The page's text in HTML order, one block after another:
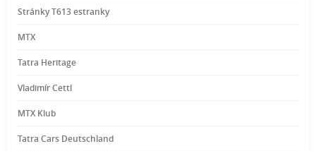
Stránky T613 estranky
MTX
Tatra Heritage
Vladimír Cettl
MTX Klub
Tatra Cars Deutschland